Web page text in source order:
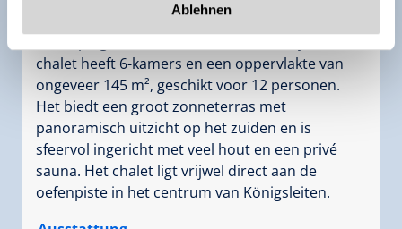
Ablehnen
grond van een luxueus chalet met twee
chalet heeft 6-kamers en een oppervlakte van
ongeveer 145 m², geschikt voor 12 personen.
Het biedt een groot zonneterras met
panoramisch uitzicht op het zuiden en is
sfeervol ingericht met veel hout en een privé
sauna. Het chalet ligt vrijwel direct aan de
oefenpiste in het centrum van Königsleiten.